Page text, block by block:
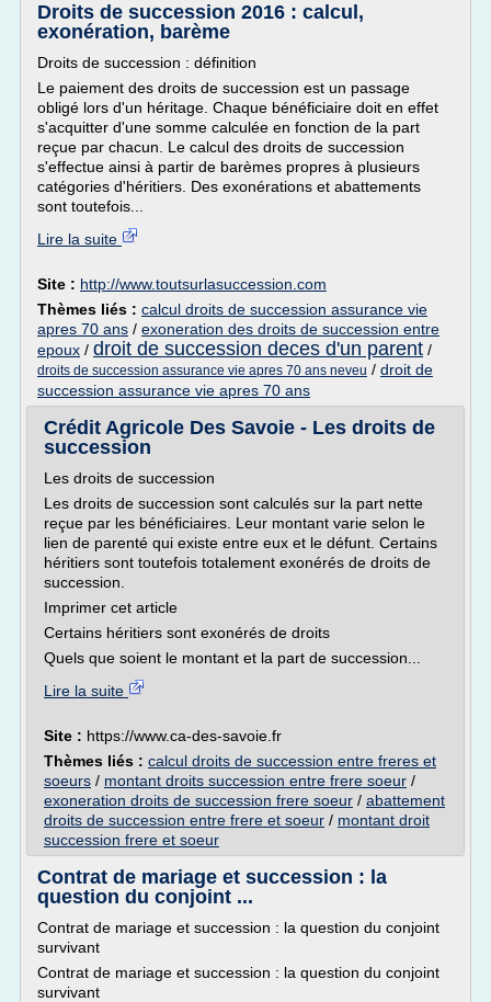
Droits de succession 2016 : calcul,
exonération, barème
Droits de succession : définition
Le paiement des droits de succession est un passage
obligé lors d'un héritage. Chaque bénéficiaire doit en effet
s'acquitter d'une somme calculée en fonction de la part
reçue par chacun. Le calcul des droits de succession
s'effectue ainsi à partir de barèmes propres à plusieurs
catégories d'héritiers. Des exonérations et abattements
sont toutefois...
Lire la suite
Site : http://www.toutsurlasuccession.com
Thèmes liés : calcul droits de succession assurance vie
apres 70 ans / exoneration des droits de succession entre
epoux / droit de succession deces d'un parent /
droits de succession assurance vie apres 70 ans neveu / droit de
succession assurance vie apres 70 ans
Crédit Agricole Des Savoie - Les droits de
succession
Les droits de succession
Les droits de succession sont calculés sur la part nette
reçue par les bénéficiaires. Leur montant varie selon le
lien de parenté qui existe entre eux et le défunt. Certains
héritiers sont toutefois totalement exonérés de droits de
succession.
Imprimer cet article
Certains héritiers sont exonérés de droits
Quels que soient le montant et la part de succession...
Lire la suite
Site : https://www.ca-des-savoie.fr
Thèmes liés : calcul droits de succession entre freres et
soeurs / montant droits succession entre frere soeur /
exoneration droits de succession frere soeur / abattement
droits de succession entre frere et soeur / montant droit
succession frere et soeur
Contrat de mariage et succession : la
question du conjoint ...
Contrat de mariage et succession : la question du conjoint
survivant
Contrat de mariage et succession : la question du conjoint
survivant